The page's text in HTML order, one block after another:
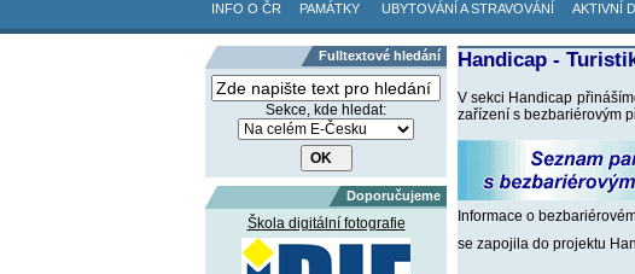
INFO O ČR PAMÁTKY UBYTOVÁNÍ A STRAVOVÁNÍ AKTIVNÍ
Fulltextové hledání
Sekce, kde hledat:
Doporučujeme
Škola digitální fotografie
Handicap -
V sekci Handicap
zařízení s bezbariérovým
Informace o
se zapojila do projektu